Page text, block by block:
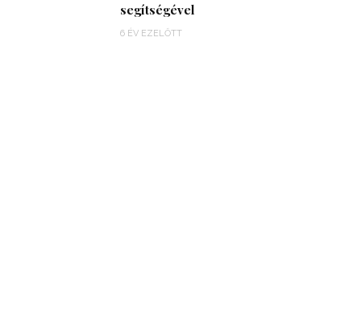
segítségével
6 ÉV EZELŐTT